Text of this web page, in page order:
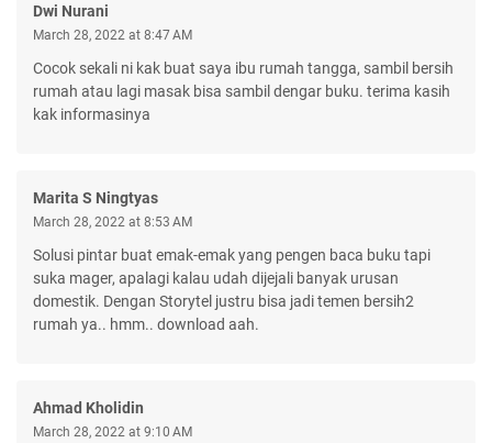
Dwi Nurani
March 28, 2022 at 8:47 AM
Cocok sekali ni kak buat saya ibu rumah tangga, sambil bersih
rumah atau lagi masak bisa sambil dengar buku. terima kasih
kak informasinya
Marita S Ningtyas
March 28, 2022 at 8:53 AM
Solusi pintar buat emak-emak yang pengen baca buku tapi
suka mager, apalagi kalau udah dijejali banyak urusan
domestik. Dengan Storytel justru bisa jadi temen bersih2
rumah ya.. hmm.. download aah.
Ahmad Kholidin
March 28, 2022 at 9:10 AM